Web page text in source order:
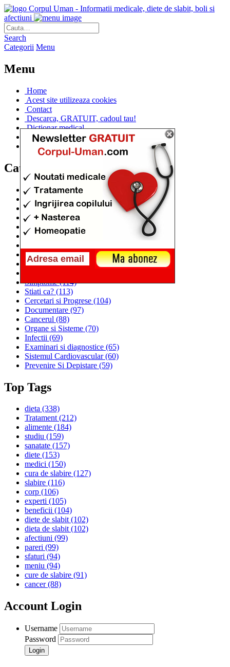
Corpul Uman - Informatii medicale, diete de slabit, boli si
afectiuni
Search
Categorii Menu
Menu
Home
Acest site utilizeaza cookies
Contact
Descarca, GRATUIT, cadoul tau!
Dictionar medical
Dr. Cristina IANUC
Linkuri utile
Categorii
Diete si cure de slabire
(706)
Afectiuni si Boli
(401)
Corpul de la A la Z(315)
Medicina Naturista
Anatomie
(295)
Alimentatia(259)
Sanatatea si Preventia(170)
Interventii si Tratamente(167)
Simptome(114)
Stiati ca? (113)
Cercetari si Progrese (104)
Documentare (97)
Cancerul (88)
Organe si Sisteme (70)
Infectii (69)
Examinari si diagnostice (65)
Sistemul Cardiovascular(60)
Prevenire Si Depistare (59)
Top Tags
dieta (338)
Tratament(212)
alimente (184)
studiu (159)
sanatate (157)
diete (153)
medici (150)
cura de slabire (127)
slabire (116)
corp (106)
experti (105)
beneficii (104)
diete de slabit(102)
dieta de slabit(102)
afectiuni (99)
pareri (99)
sfaturi (94)
meniu (94)
cure de slabire (91)
cancer(88)
Account Login
Username
Password